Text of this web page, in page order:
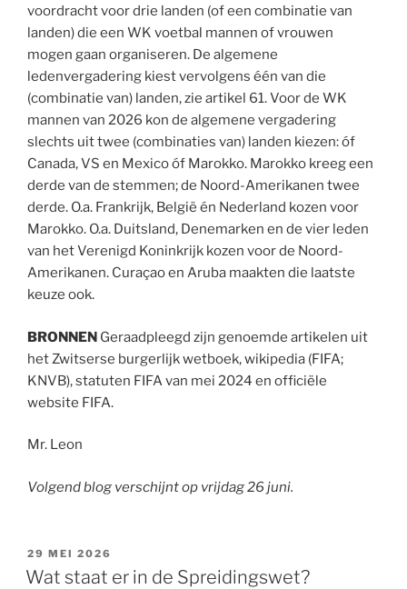
voordracht voor drie landen (of een combinatie van
landen) die een WK voetbal mannen of vrouwen
mogen gaan organiseren. De algemene
ledenvergadering kiest vervolgens één van die
(combinatie van) landen, zie artikel 61. Voor de WK
mannen van 2026 kon de algemene vergadering
slechts uit twee (combinaties van) landen kiezen: óf
Canada, VS en Mexico óf Marokko. Marokko kreeg een
derde van de stemmen; de Noord-Amerikanen twee
derde. O.a. Frankrijk, België én Nederland kozen voor
Marokko. O.a. Duitsland, Denemarken en de vier leden
van het Verenigd Koninkrijk kozen voor de Noord-
Amerikanen. Curaçao en Aruba maakten die laatste
keuze ook.
BRONNEN Geraadpleegd zijn genoemde artikelen uit
het Zwitserse burgerlijk wetboek, wikipedia (FIFA;
KNVB), statuten FIFA van mei 2024 en officiële
website FIFA.
Mr. Leon
Volgend blog verschijnt op vrijdag 26 juni.
GEPLAATST
OP
29 MEI 2026
Wat staat er in de Spreidingswet?